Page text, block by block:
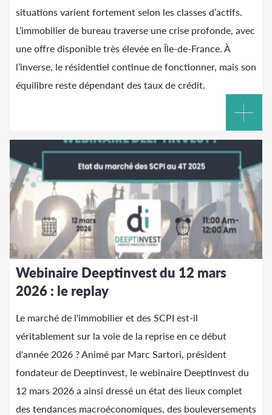
situations varient fortement selon les classes d’actifs.
L’immobilier de bureau traverse une crise profonde, avec
une offre disponible très élevée en Île-de-France. À
l’inverse, le résidentiel continue de fonctionner, mais son
équilibre reste dépendant des taux de crédit.
Webinaire Deeptinvest du 12 mars
2026 : le replay
Le marché de l'immobilier et des SCPI est-il
véritablement sur la voie de la reprise en ce début
d'année 2026 ? Animé par Marc Sartori, président
fondateur de Deeptinvest, le webinaire Deeptinvest du
12 mars 2026 a ainsi dressé un état des lieux complet
des tendances macroéconomiques, des bouleversements